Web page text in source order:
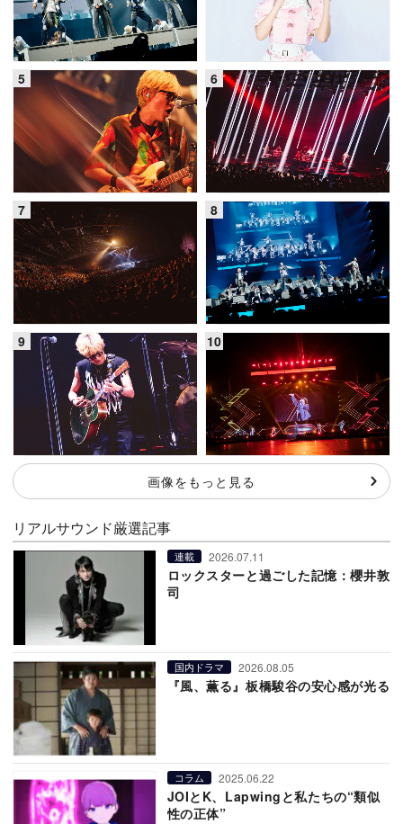
画像をもっと見る
リアルサウンド厳選記事
連載 2026.07.11
ロックスターと過ごした記憶：櫻井敦
司
国内ドラマ 2026.08.05
『風、薫る』板橋駿谷の安心感が光る
コラム 2025.06.22
JOIとK、Lapwingと私たちの“類似
性の正体”